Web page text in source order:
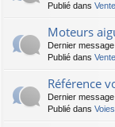
Publié dans
Moteurs
Dernier
Publié dans
Référence
Dernier
Publié dans Voies